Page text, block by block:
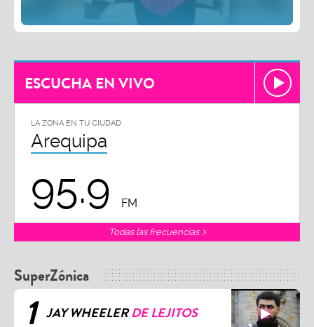
ESCUCHA EN VIVO
LA ZONA EN TU CIUDAD
Arequipa
95.9 FM
Todas las frecuencias
SuperZónica
1 JAY WHEELERDE LEJITOS